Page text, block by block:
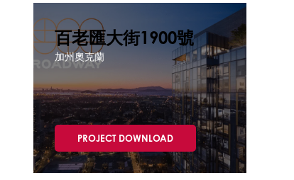
百老匯大街1900號
加州奧克蘭
PROJECT DOWNLOAD